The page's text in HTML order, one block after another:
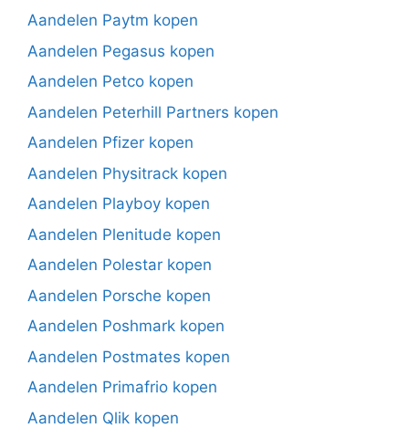
Aandelen Paytm kopen
Aandelen Pegasus kopen
Aandelen Petco kopen
Aandelen Peterhill Partners kopen
Aandelen Pfizer kopen
Aandelen Physitrack kopen
Aandelen Playboy kopen
Aandelen Plenitude kopen
Aandelen Polestar kopen
Aandelen Porsche kopen
Aandelen Poshmark kopen
Aandelen Postmates kopen
Aandelen Primafrio kopen
Aandelen Qlik kopen